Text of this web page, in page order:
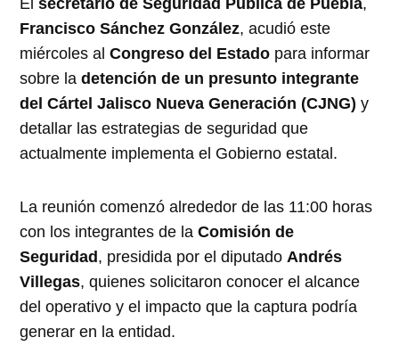
Francisco Sánchez González, acudió este
miércoles alCongreso del Estado para informar
sobre ladetención de un presunto integrante
del Cártel Jalisco Nueva Generación (CJNG) y
detallar las estrategias de seguridad que
actualmente implementa el Gobierno estatal.
La reunión comenzó alrededor de las 11:00 horas
con los integrantes de laComisión de
Seguridad, presidida por el diputado Andrés
Villegas, quienes solicitaron conocer el alcance
del operativo y el impacto que la captura podría
generar en la entidad.